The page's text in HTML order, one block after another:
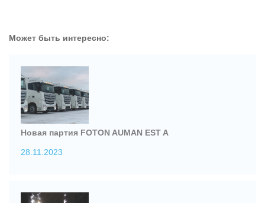
Может быть интересно:
Новая партия FOTON AUMAN EST A
28.11.2023